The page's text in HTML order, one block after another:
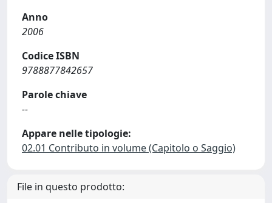
Anno
2006
Codice ISBN
9788877842657
Parole chiave
--
Appare nelle tipologie:
02.01 Contributo in volume (Capitolo o Saggio)
File in questo prodotto: